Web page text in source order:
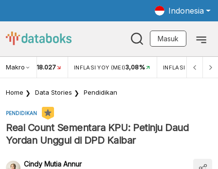
Indonesia
Masuk
Makro
USD/IDR 18.027 INFLASI YOY (MEI)3,08% INFLASI MOM (MEI)
Home Data Stories Pendidikan
PENDIDIKAN
Real Count Sementara KPU: Petinju Daud
Yordan Unggul di DPD Kalbar
Cindy Mutia Annur